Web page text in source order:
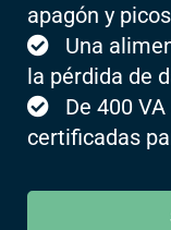
apagón y
Una
la pérdida de
De 400
certificadas